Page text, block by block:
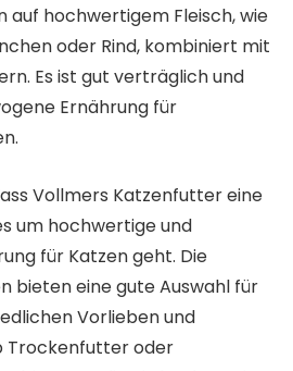
auf hochwertigem Fleisch, wie
oder Rind, kombiniert mit
Es ist gut verträglich und
Ernährung für
Vollmers Katzenfutter eine
um hochwertige und
für Katzen geht. Die
bieten eine gute Auswahl für
Vorlieben und
Trockenfutter oder